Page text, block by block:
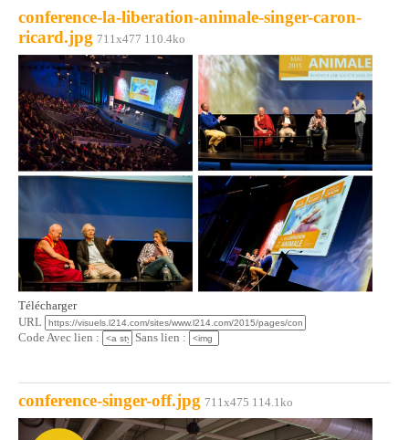
conference-la-liberation-animale-singer-caron-
ricard.jpg 711x477 110.4ko
Télécharger
URL
Code Avec lien :
Sans lien :
conference-singer-off.jpg 711x475 114.1ko